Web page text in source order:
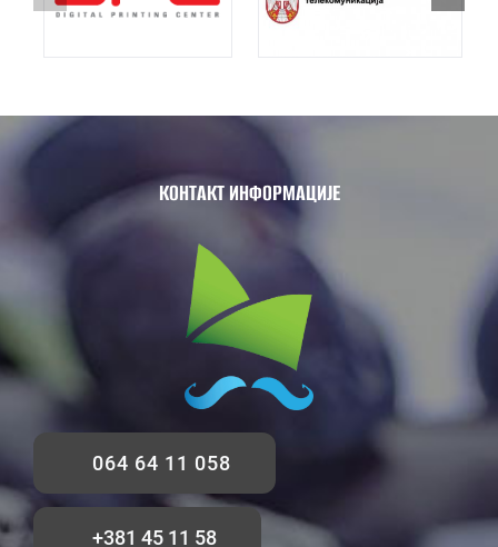
КОНТАКТ ИНФОРМАЦИЈЕ
064 64 11 058
+381 45 11 58